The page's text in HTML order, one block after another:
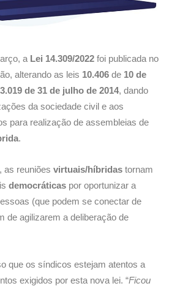
a Lei 14.309/2022 foi publicada no
alterando as leis 10.406 de 10 de
de 31 de julho de 2014, dando
da sociedade civil e aos
para realização de assembleias de
.
as reuniões virtuais/híbridas tornam
democráticas por oportunizar a
(que podem se conectar de
de agilizarem a deliberação de
que os síndicos estejam atentos a
exigidos por esta nova lei. “Ficou